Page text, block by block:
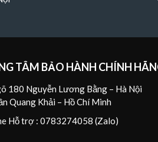
TÂM BẢO HÀNH CHÍNH
180 Nguyễn Lương Bằng – Hà Nội
Quang Khải – Hồ Chí Minh
Hỗ trợ : 0783274058 (Zalo)